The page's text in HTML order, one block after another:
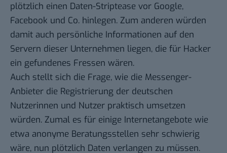
plötzlich einen Daten-Striptease vor Google,
Facebook und Co. hinlegen. Zum anderen würden
damit auch persönliche Informationen auf den
Servern dieser Unternehmen liegen, die für Hacker
ein gefundenes Fressen wären.
Auch stellt sich die Frage, wie die Messenger-
Anbieter die Registrierung der deutschen
Nutzerinnen und Nutzer praktisch umsetzen
würden. Zumal es für einige Internetangebote wie
etwa anonyme Beratungsstellen sehr schwierig
wäre, nun plötzlich Daten verlangen zu müssen.